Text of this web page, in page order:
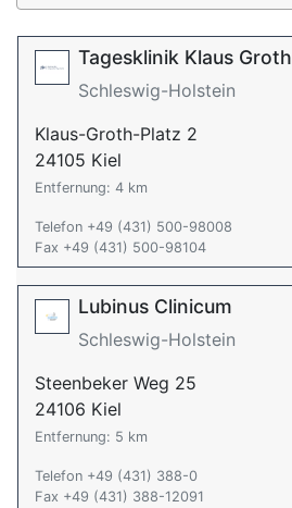
Tagesklinik Klaus
Schleswig-Holstein
Klaus-Groth-Platz 2
24105 Kiel
Entfernung: 4 km
Telefon +49 (431) 500-98008
Fax +49 (431) 500-98104
Lubinus Clinicum
Schleswig-Holstein
Steenbeker Weg 25
24106 Kiel
Entfernung: 5 km
Telefon +49 (431) 388-0
Fax +49 (431) 388-12091